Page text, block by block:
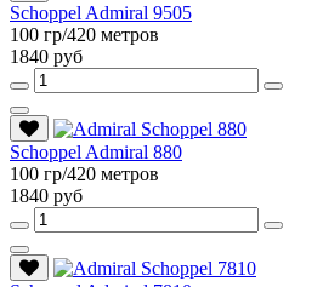
Schoppel Admiral 9505
100 гр/420 метров
1840 руб
Schoppel Admiral 880
100 гр/420 метров
1840 руб